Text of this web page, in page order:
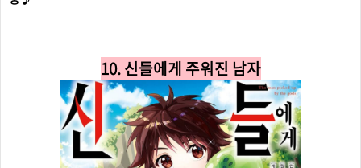
10. 신들에게 주워진 남자